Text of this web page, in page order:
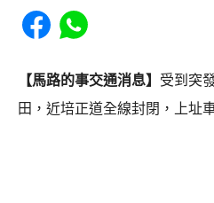
Share to Facebook
Share to WhatsApp
【馬路的事交通消息】 受到突
田，近培正道全線封閉，上址